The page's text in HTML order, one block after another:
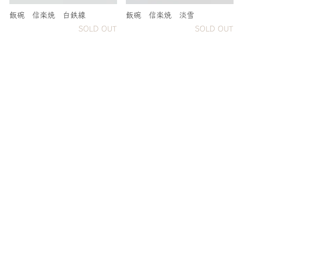
飯碗 信楽焼 白鉄線
SOLD OUT
飯碗 信楽焼 淡雪
SOLD OUT